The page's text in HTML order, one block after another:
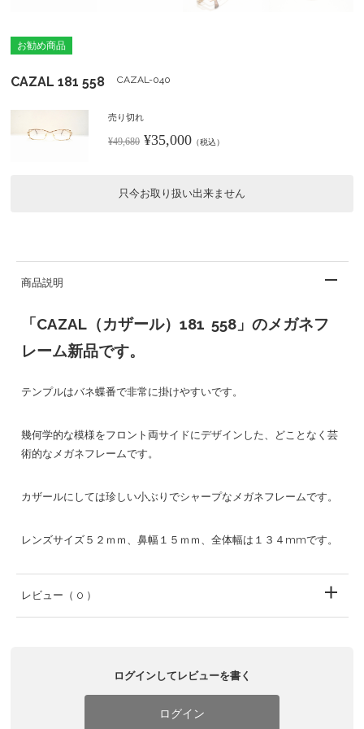
お勧め商品
CAZAL 181 558 CAZAL-040
売り切れ
¥49,680 ¥35,000 （税込）
只今お取り扱い出来ません
商品説明
「CAZAL（カザール）181 558」のメガネフ
レーム新品です。
テンプルはバネ蝶番で非常に掛けやすいです。
幾何学的な模様をフロント両サイドにデザインした、どことなく芸
術的なメガネフレームです。
カザールにしては珍しい小ぶりでシャープなメガネフレームです。
レンズサイズ５２ｍｍ、鼻幅１５ｍｍ、全体幅は１３４mmです。
レビュー （ 0 ）
ログインしてレビューを書く
ログイン